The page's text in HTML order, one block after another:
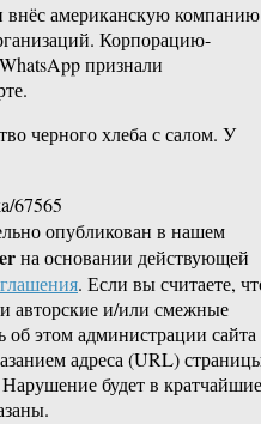
американскую компанию
Корпорацию-
признали
черного хлеба с салом. У
67565
опубликован в нашем
на основании действующей
. Если вы считаете,
авторские и/или смежные
этом администрации сайта
адреса (URL)
будет в кратчайшие